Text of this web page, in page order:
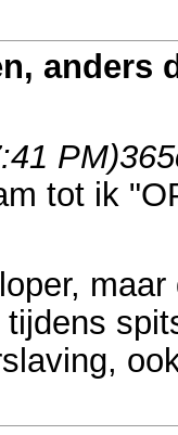
anders
PM)
tot ik